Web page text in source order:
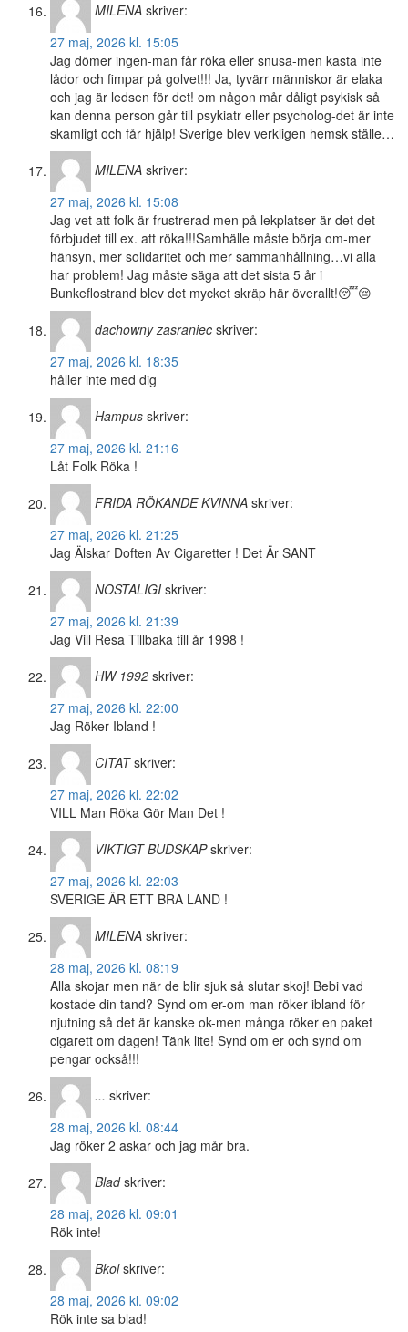
MILENA skriver:
27 maj, 2026 kl. 15:05
Jag dömer ingen-man får röka eller snusa-men kasta inte
lådor och fimpar på golvet!!! Ja, tyvärr människor är elaka
och jag är ledsen för det! om någon mår dåligt psykisk så
kan denna person går till psykiatr eller psycholog-det är inte
skamligt och får hjälp! Sverige blev verkligen hemsk ställe…
MILENA skriver:
27 maj, 2026 kl. 15:08
Jag vet att folk är frustrerad men på lekplatser är det det
förbjudet till ex. att röka!!!Samhälle måste börja om-mer
hänsyn, mer solidaritet och mer sammanhållning…vi alla
har problem! Jag måste säga att det sista 5 år i
Bunkeflostrand blev det mycket skräp här överallt!😴😔
dachowny zasraniec skriver:
27 maj, 2026 kl. 18:35
håller inte med dig
Hampus skriver:
27 maj, 2026 kl. 21:16
Låt Folk Röka !
FRIDA RÖKANDE KVINNA skriver:
27 maj, 2026 kl. 21:25
Jag Älskar Doften Av Cigaretter ! Det Är SANT
NOSTALIGI skriver:
27 maj, 2026 kl. 21:39
Jag Vill Resa Tillbaka till år 1998 !
HW 1992 skriver:
27 maj, 2026 kl. 22:00
Jag Röker Ibland !
CITAT skriver:
27 maj, 2026 kl. 22:02
VILL Man Röka Gör Man Det !
VIKTIGT BUDSKAP skriver:
27 maj, 2026 kl. 22:03
SVERIGE ÄR ETT BRA LAND !
MILENA skriver:
28 maj, 2026 kl. 08:19
Alla skojar men när de blir sjuk så slutar skoj! Bebi vad
kostade din tand? Synd om er-om man röker ibland för
njutning så det är kanske ok-men många röker en paket
cigarett om dagen! Tänk lite! Synd om er och synd om
pengar också!!!
... skriver:
28 maj, 2026 kl. 08:44
Jag röker 2 askar och jag mår bra.
Blad skriver:
28 maj, 2026 kl. 09:01
Rök inte!
Bkol skriver:
28 maj, 2026 kl. 09:02
Rök inte sa blad!